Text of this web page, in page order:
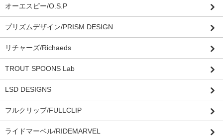
オーエスピー/O.S.P
プリズムデザイン/PRISM DESIGN
リチャーズ/Richaeds
TROUT SPOONS Lab
LSD DESIGNS
フルクリップ/FULLCLIP
ライドマーベル/RIDEMARVEL